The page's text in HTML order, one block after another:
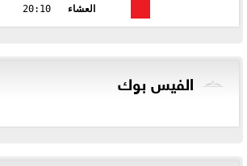
العشاء
20:10
الفيس بوك